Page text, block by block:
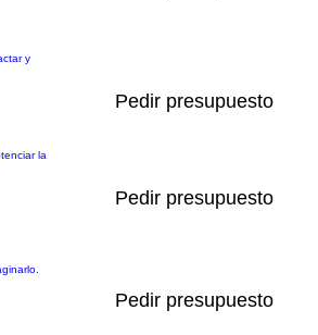
y
la
Pedir presupuesto
Pedir presupuesto
Pedir presupuesto